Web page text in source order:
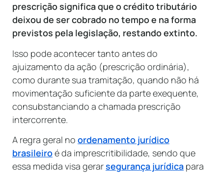
prescrição significa que o crédito tributário
deixou de ser cobrado no tempo e na forma
previstos pela legislação, restando extinto.
Isso pode acontecer tanto antes do
ajuizamento da ação (prescrição ordinária),
como durante sua tramitação, quando não há
movimentação suficiente da parte exequente,
consubstanciando a chamada prescrição
intercorrente.
A regra geral no ordenamento jurídico
brasileiroé da imprescritibilidade, sendo que
essa medida visa gerarsegurança jurídica para